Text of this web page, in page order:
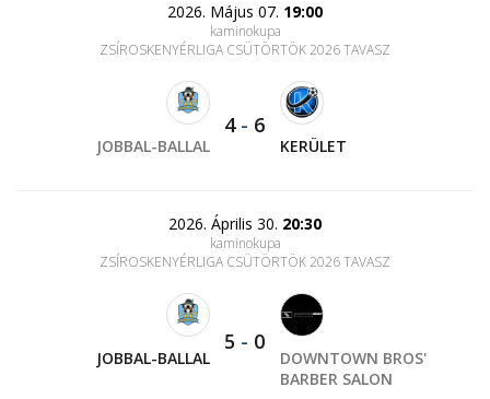
2026. Május 07. 19:00
kaminokupa
ZSÍROSKENYÉRLIGA CSÜTÖRTÖK 2026 TAVASZ
JOBBAL-BALLAL
4- 6
KERÜLET
2026. Április 30. 20:30
kaminokupa
ZSÍROSKENYÉRLIGA CSÜTÖRTÖK 2026 TAVASZ
JOBBAL-BALLAL
5 - 0
DOWNTOWN BROS'
BARBER SALON